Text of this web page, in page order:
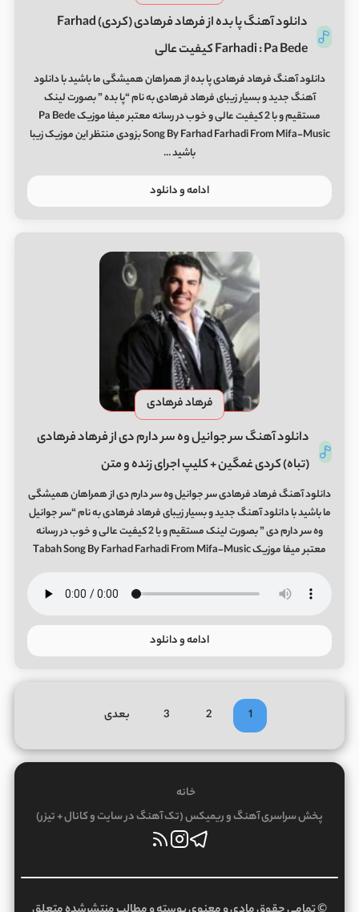
دانلود آهنگ پا بده از فرهاد فرهادی (کردی) Farhad
Farhadi : Pa Bede کیفیت عالی
دانلود آهنگ فرهاد فرهادی پا بده از همراهان همیشگی ما باشید با دانلود
آهنگ جدید و بسیار زیبای فرهاد فرهادی به نام “پا بده ” بصورت لینک
مستقیم و با 2 کیفیت عالی و خوب در رسانه معتبر میفا موزیک Pa Bede
Song By Farhad Farhadi From Mifa-Music بزودی منتظر این موزیک زیبا
باشید …
ادامه و دانلود
فرهاد فرهادی
دانلود آهنگ سر جوانیل وه سر دارم دی از فرهاد فرهادی
(تباه) کردی غمگین + کلیپ اجرای زنده و متن
دانلود آهنگ فرهاد فرهادی سر جوانیل وه سر دارم دی از همراهان همیشگی
ما باشید با دانلود آهنگ جدید و بسیار زیبای فرهاد فرهادی به نام “سر جوانیل
وه سر دارم دی ” بصورت لینک مستقیم و با 2 کیفیت عالی و خوب در رسانه
معتبر میفا موزیک Tabah Song By Farhad Farhadi From Mifa-Music
ادامه و دانلود
1
2
3 بعدی
خانه
پخش سراسری آهنگ و ریمیکس (تک آهنگ در سایت و کانال + تیزر)